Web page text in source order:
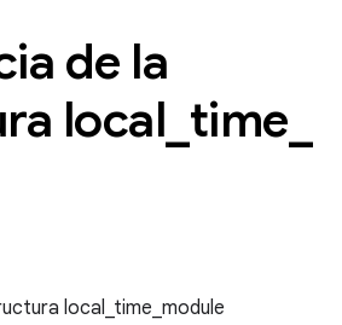
de la
local time
local_time_module